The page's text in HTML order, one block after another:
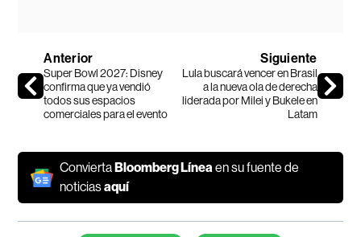
Anterior
Super Bowl 2027: Disney
confirma que ya vendió
todos sus espacios
comerciales para el evento
Siguiente
Lula buscará vencer en Brasil
a la nueva ola de derecha
liderada por Milei y Bukele en
Latam
Convierta Bloomberg Líneaen su fuente de
noticiasaquí